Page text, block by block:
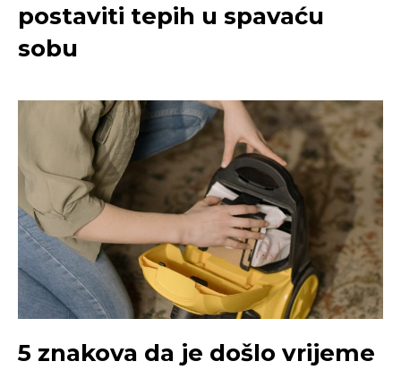
postaviti tepih u spavaću
sobu
5 znakova da je došlo vrijeme